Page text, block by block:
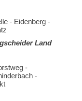
- Eidenberg -
Land
-
-